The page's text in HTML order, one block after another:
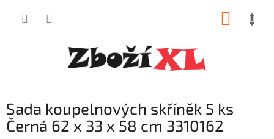
Sada koupelnových skříněk 5 ks
Černá 62 x 33 x 58 cm 3310162